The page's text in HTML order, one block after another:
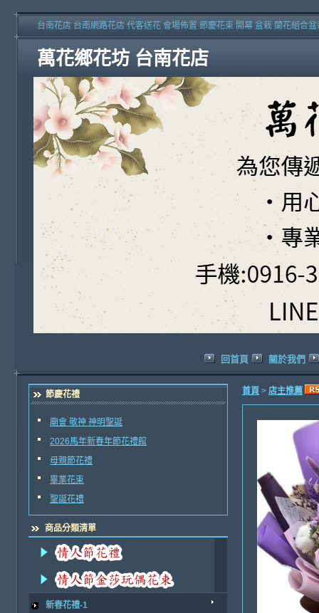
萬花鄉花坊 台南花店
台南花店 台南網路花店 代客送花 會場佈置 節慶花束 開幕 盆栽 蘭花組合
回首頁 關於我們
節慶花禮
廟會 敬神 神明聖誕
2026馬年新春年節花禮館
母親節花禮
畢業花束
聖誕花禮
商品分類清單
新春花禮-1
首頁 > 店主推薦